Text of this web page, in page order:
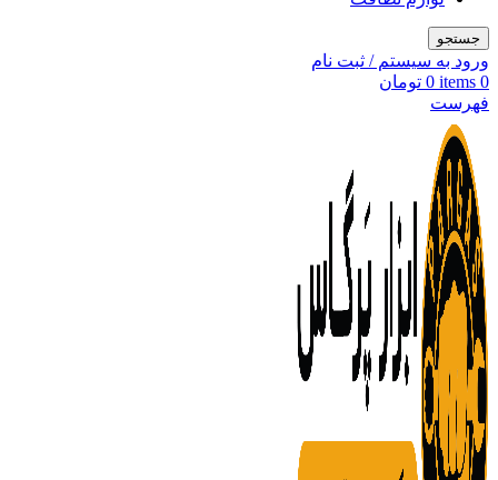
جستجو
ورود به سیستم / ثبت نام
0
items
0 تومان
فهرست